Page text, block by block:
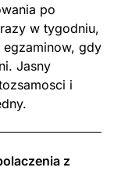
po
w tygodniu,
gdy
Jasny
i
z